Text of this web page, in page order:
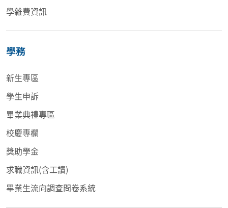
學雜費資訊
學務
新生專區
學生申訴
畢業典禮專區
校慶專欄
獎助學金
求職資訊(含工讀)
畢業生流向調查問卷系統